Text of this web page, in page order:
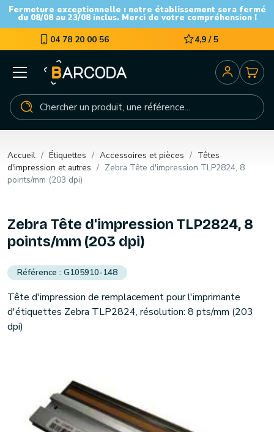
Fermeture exceptionnelle : notre établissement sera fermé
du 08/08 au 23/08 inclus. Merci de votre compréhension !
04 78 20 00 56 4,9 / 5
Accueil Étiquettes Accessoires et pièces
Têtes
d'impression et autres
Zebra Tête d'impression TLP2824, 8
points/mm (203 dpi)
Zebra Tête d'impression TLP2824, 8
points/mm (203 dpi)
G105910-148
Tête d'impression de remplacement pour l'imprimante
d'étiquettes Zebra TLP2824, résolution: 8 pts/mm (203
dpi)